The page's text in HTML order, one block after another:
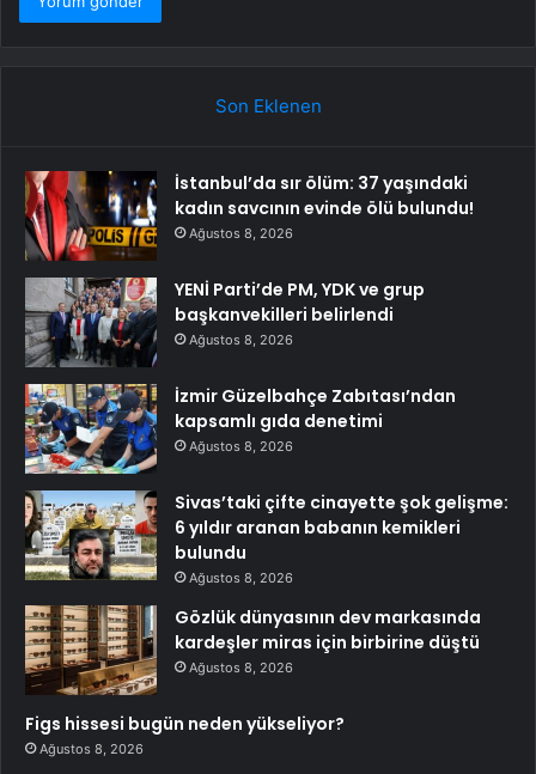
Son Eklenen
İstanbul’da sır ölüm: 37 yaşındaki
kadın savcının evinde ölü bulundu!
Ağustos 8, 2026
YENİ Parti’de PM, YDK ve grup
başkanvekilleri belirlendi
Ağustos 8, 2026
İzmir Güzelbahçe Zabıtası’ndan
kapsamlı gıda denetimi
Ağustos 8, 2026
Sivas’taki çifte cinayette şok gelişme:
6 yıldır aranan babanın kemikleri
bulundu
Ağustos 8, 2026
Gözlük dünyasının dev markasında
kardeşler miras için birbirine düştü
Ağustos 8, 2026
Figs hissesi bugün neden yükseliyor?
Ağustos 8, 2026